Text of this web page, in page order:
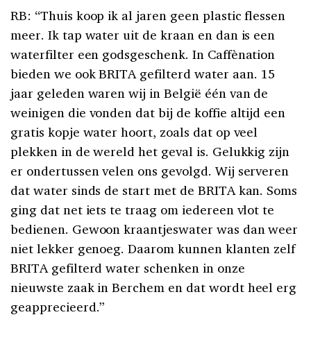
RB: “Thuis koop ik al jaren geen plastic flessen
meer. Ik tap water uit de kraan en dan is een
waterfilter een godsgeschenk. In Caffènation
bieden we ook BRITA gefilterd water aan. 15
jaar geleden waren wij in België één van de
weinigen die vonden dat bij de koffie altijd een
gratis kopje water hoort, zoals dat op veel
plekken in de wereld het geval is. Gelukkig zijn
er ondertussen velen ons gevolgd. Wij serveren
dat water sinds de start met de BRITA kan. Soms
ging dat net iets te traag om iedereen vlot te
bedienen. Gewoon kraantjeswater was dan weer
niet lekker genoeg. Daarom kunnen klanten zelf
BRITA gefilterd water schenken in onze
nieuwste zaak in Berchem en dat wordt heel erg
geapprecieerd.”